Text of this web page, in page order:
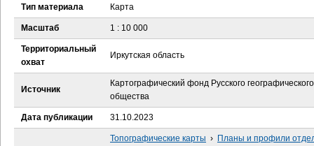
е
с
ь
Тип материала Карта
Масштаб 1 : 10 000
Территориальный
охват
Иркутская область
Источник
Картографический фонд Русского географического
общества
Дата публикации 31.10.2023
Топографические карты › Планы и профили